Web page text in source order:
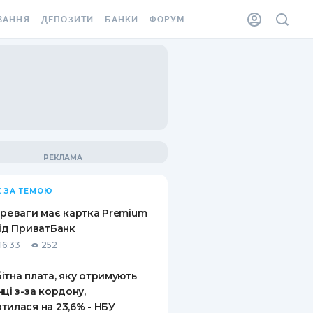
ВІНЬЄТКА
ВІД
ВИПАДКІВ
ДЕПОЗИТИ
ПИТАННЯ ТА ВІДПОВІДІ
ПУТІВНИКИ ПО
БАНКИ ФОРУМ
ЗА ТЕМОЮ
має картка Premium
ПриватБанк
252
плата, яку отримують
з-за кордону,
на 23,6% - НБУ